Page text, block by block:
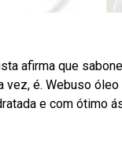
afirma que
vez, é. Webuso
e com ótimo